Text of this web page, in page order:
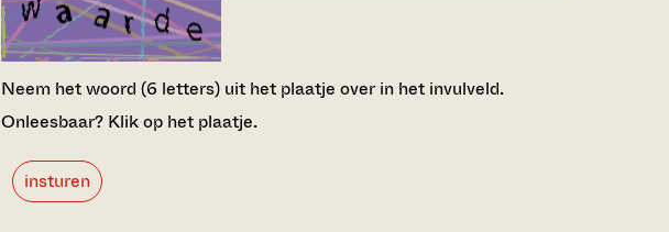
Neem het woord (6 letters) uit het plaatje over in het invulveld.
Onleesbaar? Klik op het plaatje.
insturen